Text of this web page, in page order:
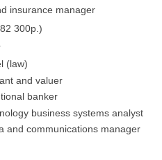
insurance manager
300р.)
(law)
and valuer
banker
business systems analyst
and communications manager